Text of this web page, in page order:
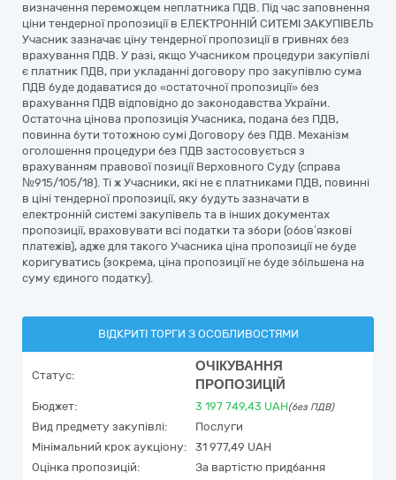
визначення переможцем неплатника ПДВ. Під час заповнення
ціни тендерної пропозиції в ЕЛЕКТРОННІЙ СИТЕМІ ЗАКУПІВЕЛЬ
Учасник зазначає ціну тендерної пропозиції в гривнях без
врахування ПДВ. У разі, якщо Учасником процедури закупівлі
є платник ПДВ, при укладанні договору про закупівлю сума
ПДВ буде додаватися до «остаточної пропозиції» без
врахування ПДВ відповідно до законодавства України.
Остаточна цінова пропозиція Учасника, подана без ПДВ,
повинна бути тотожною сумі Договору без ПДВ. Механізм
оголошення процедури без ПДВ застосовується з
врахуванням правової позиції Верховного Суду (справа
№915/105/18). Ті ж Учасники, які не є платниками ПДВ, повинні
в ціні тендерної пропозиції, яку будуть зазначати в
електронній системі закупівель та в інших документах
пропозиції, враховувати всі податки та збори (обов’язкові
платежів), адже для такого Учасника ціна пропозиції не буде
коригуватись (зокрема, ціна пропозиції не буде збільшена на
суму єдиного податку).
ВІДКРИТІ ТОРГИ З ОСОБЛИВОСТЯМИ
Статус:
ОЧІКУВАННЯ
ПРОПОЗИЦІЙ
Бюджет: 3 197 749,43 UAH(без ПДВ)
Вид предмету закупівлі:
Послуги
Мінімальний крок аукціону:
31 977,49 UAH
Оцінка пропозицій:
За вартістю придбання